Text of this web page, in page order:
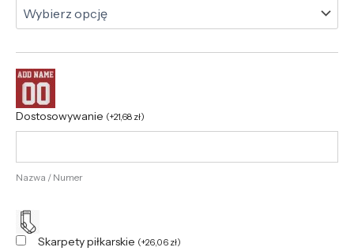
Dostosowywanie (+21,68 zł)
Nazwa / Numer
Skarpety piłkarskie (+26,06 zł)